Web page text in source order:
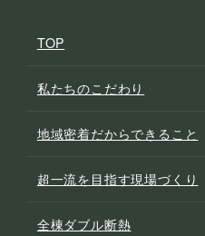
TOP
私たちのこだわり
地域密着だからできること
超一流を目指す現場づくり
全棟ダブル断熱